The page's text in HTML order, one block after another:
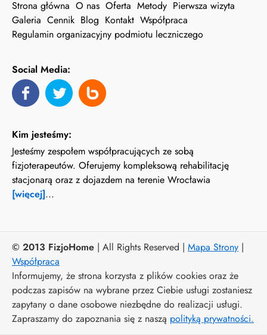
Strona główna O nas Oferta Metody Pierwsza wizyta
Galeria Cennik Blog Kontakt Współpraca
Regulamin organizacyjny podmiotu leczniczego
Social Media:
Kim jesteśmy:
Jesteśmy zespołem współpracujących ze sobą
fizjoterapeutów. Oferujemy kompleksową rehabilitację
stacjonarą oraz z dojazdem na terenie Wrocławia
[więcej]...
© 2013 FizjoHome | All Rights Reserved | Mapa Strony |
Współpraca
Informujemy, że strona korzysta z plików cookies oraz że
podczas zapisów na wybrane przez Ciebie usługi zostaniesz
zapytany o dane osobowe niezbędne do realizacji usługi.
Zapraszamy do zapoznania się z naszą polityką prywatności.